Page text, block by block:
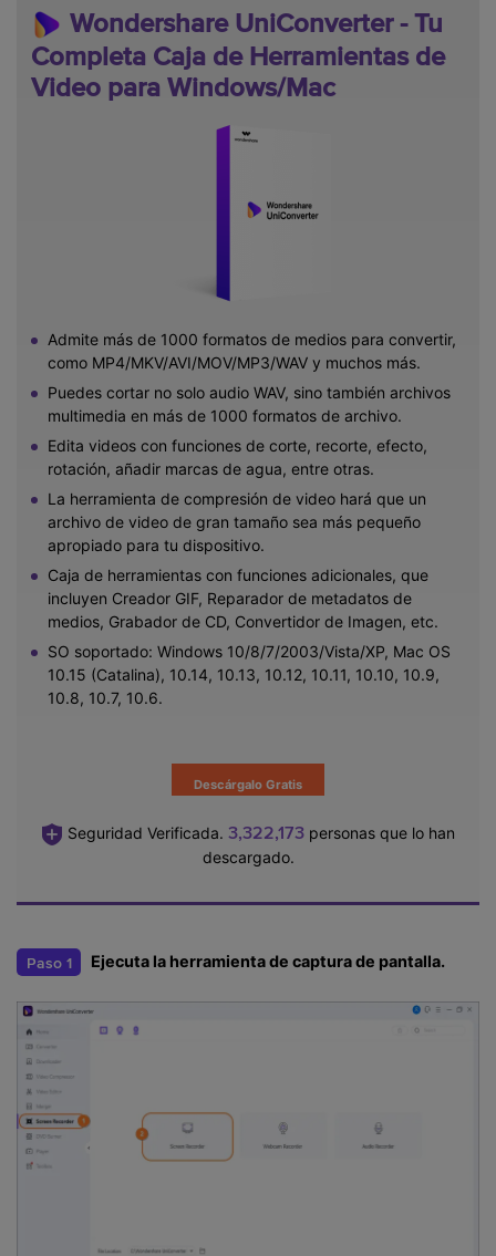
Wondershare UniConverter - Tu
Completa Caja de Herramientas de
Video para Windows/Mac
Admite más de 1000 formatos de medios para convertir,
como MP4/MKV/AVI/MOV/MP3/WAV y muchos más.
Puedes cortar no solo audio WAV, sino también archivos
multimedia en más de 1000 formatos de archivo.
Edita videos con funciones de corte, recorte, efecto,
rotación, añadir marcas de agua, entre otras.
La herramienta de compresión de video hará que un
archivo de video de gran tamaño sea más pequeño
apropiado para tu dispositivo.
Caja de herramientas con funciones adicionales, que
incluyen Creador GIF, Reparador de metadatos de
medios, Grabador de CD, Convertidor de Imagen, etc.
SO soportado: Windows 10/8/7/2003/Vista/XP, Mac OS
10.15 (Catalina), 10.14, 10.13, 10.12, 10.11, 10.10, 10.9,
10.8, 10.7, 10.6.
Descárgalo Gratis
Seguridad Verificada. 3,322,176 personas que lo han
descargado.
Paso 1 Ejecuta la herramienta de captura de pantalla.